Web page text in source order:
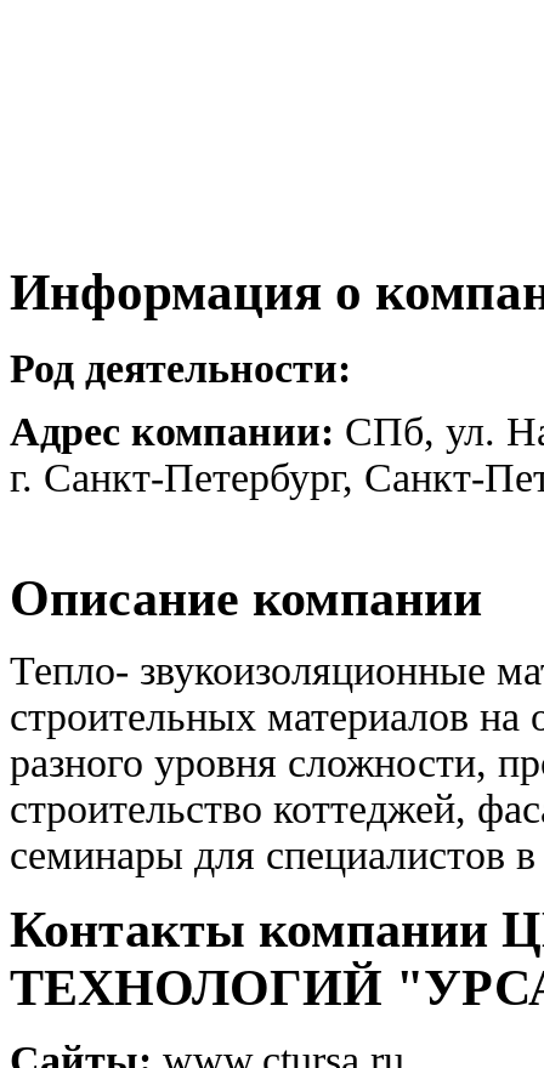
Информация о
Род деятельности:
Адрес компании: СПб, ул.
г. Санкт-Петербург, Санкт-
Описание компании
Тепло- звукоизоляционные
строительных материалов на
разного уровня сложности,
строительство коттеджей,
семинары для специалистов
Контакты
ТЕХНОЛОГИЙ